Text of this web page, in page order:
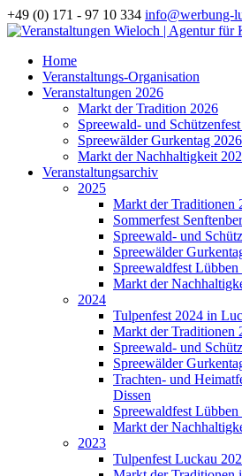
+49 (0) 171 - 97 10 334 info@werbung-
Home
Veranstaltungs-Organisation
Veranstaltungen 2026
Markt der Tradition 2026
Spreewald- und
Spreewälder Gurkentag
Markt der Nachhaltigkeit
Veranstaltungsarchiv
2025
Markt der Traditionen
Sommerfest
Spreewald- und
Spreewälder
Spreewaldfest Lübben
Markt der
2024
Tulpenfest 2024 in
Markt der Traditionen
Spreewald- und
Spreewälder
Trachten- und
Dissen
Spreewaldfest
Markt der
2023
Tulpenfest Luckau